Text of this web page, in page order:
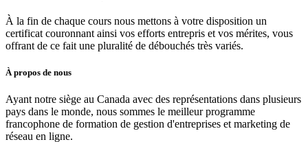
À la fin de chaque cours nous mettons à votre disposition un
certificat couronnant ainsi vos efforts entrepris et vos mérites, vous
offrant de ce fait une pluralité de débouchés très variés.
À propos de nous
Ayant notre siège au Canada avec des représentations dans plusieurs
pays dans le monde, nous sommes le meilleur programme
francophone de formation de gestion d'entreprises et marketing de
réseau en ligne.